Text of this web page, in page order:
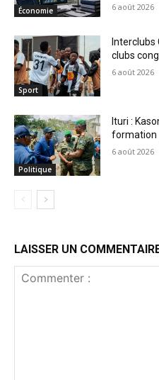
Économie 6 août 2026
Sport
Interclubs
clubs
6 août 2026
Politique
Ituri :
formation
6 août 2026
LAISSER UN